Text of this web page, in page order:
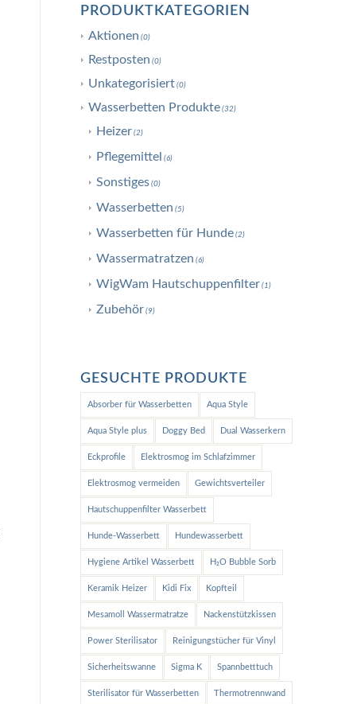
PRODUKTKATEGORIEN
Aktionen (0)
Restposten (0)
Unkategorisiert (0)
Wasserbetten Produkte (32)
Heizer (2)
Pflegemittel (6)
Sonstiges (0)
Wasserbetten (5)
Wasserbetten für Hunde (2)
Wassermatratzen (6)
WigWam Hautschuppenfilter (1)
Zubehör (9)
GESUCHTE PRODUKTE
Absorber für Wasserbetten Aqua Style
Aqua Style plus Doggy Bed Dual Wasserkern
Eckprofile Elektrosmog im Schlafzimmer
Elektrosmog vermeiden Gewichtsverteiler
Hautschuppenfilter Wasserbett
Hunde-Wasserbett Hundewasserbett
Hygiene Artikel Wasserbett H₂O Bubble Sorb
Keramik Heizer Kidi Fix Kopfteil
Mesamoll Wassermatratze Nackenstützkissen
Power Sterilisator Reinigungstücher für Vinyl
Sicherheitswanne Sigma K Spannbetttuch
Sterilisator für Wasserbetten Thermotrennwand